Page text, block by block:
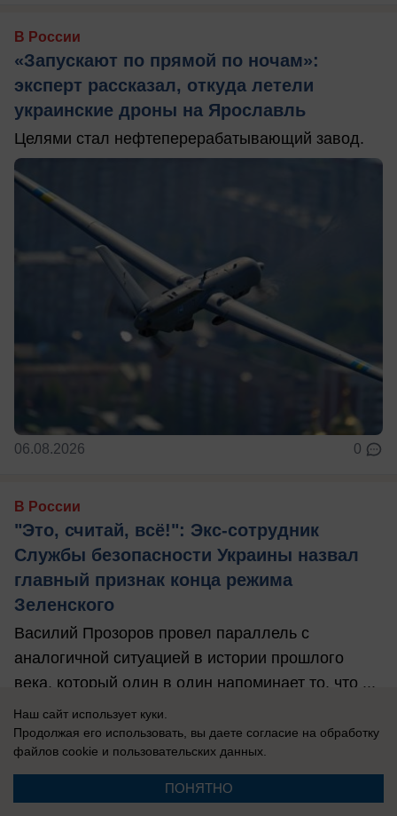
В России
«Запускают по прямой по ночам»:
эксперт рассказал, откуда летели
украинские дроны на Ярославль
Целями стал нефтеперерабатывающий завод.
06.08.2026 0
В России
"Это, считай, всё!": Экс-сотрудник
Службы безопасности Украины назвал
главный признак конца режима
Зеленского
Василий Прозоров провел параллель с
аналогичной ситуацией в истории прошлого
века, который один в один напоминает то, что ...
Наш сайт использует куки.
Продолжая его использовать, вы даете согласие на обработку
файлов cookie и пользовательских данных.
ПОНЯТНО